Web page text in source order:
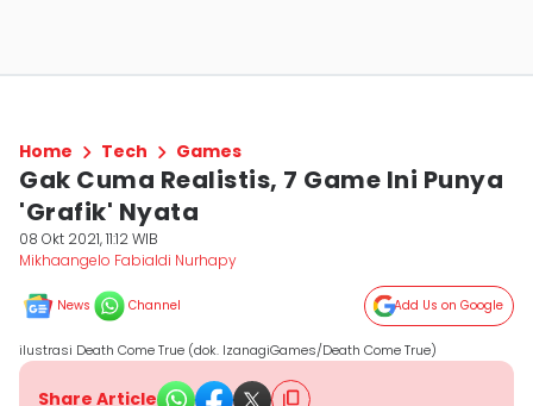
Home Tech Games
Gak Cuma Realistis, 7 Game Ini Punya
'Grafik' Nyata
08 Okt 2021, 11:12 WIB
Mikhaangelo Fabialdi Nurhapy
News Channel Add Us on Google
ilustrasi Death Come True (dok. IzanagiGames/Death Come True)
Share Article